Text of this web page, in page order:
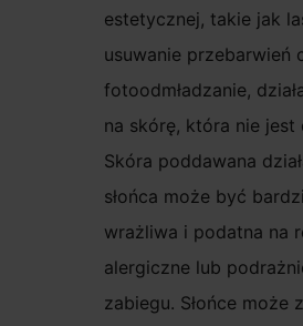
estetycznej, takie jak
usuwanie przebarwień
fotoodmładzanie,
na skórę, która nie jest
Skóra poddawana
słońca może być
wrażliwa i podatna na
alergiczne lub
zabiegu. Słońce może